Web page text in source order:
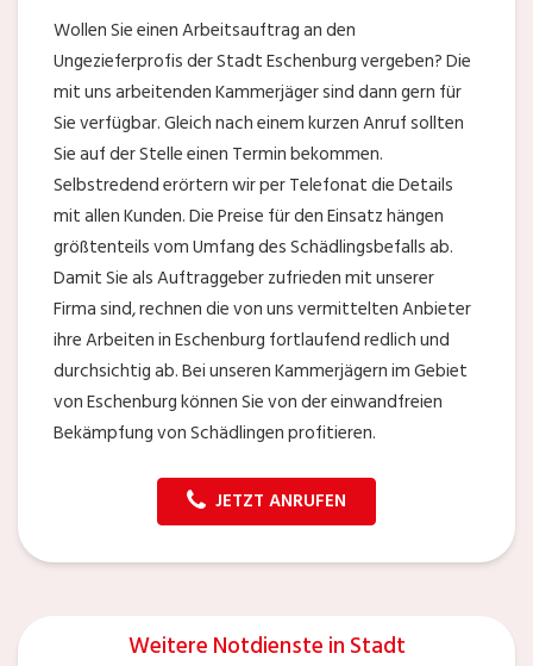
Wollen Sie einen Arbeitsauftrag an den
Ungezieferprofis der Stadt Eschenburg vergeben? Die
mit uns arbeitenden Kammerjäger sind dann gern für
Sie verfügbar. Gleich nach einem kurzen Anruf sollten
Sie auf der Stelle einen Termin bekommen.
Selbstredend erörtern wir per Telefonat die Details
mit allen Kunden. Die Preise für den Einsatz hängen
größtenteils vom Umfang des Schädlingsbefalls ab.
Damit Sie als Auftraggeber zufrieden mit unserer
Firma sind, rechnen die von uns vermittelten Anbieter
ihre Arbeiten in Eschenburg fortlaufend redlich und
durchsichtig ab. Bei unseren Kammerjägern im Gebiet
von Eschenburg können Sie von der einwandfreien
Bekämpfung von Schädlingen profitieren.
JETZT ANRUFEN
Weitere Notdienste in Stadt